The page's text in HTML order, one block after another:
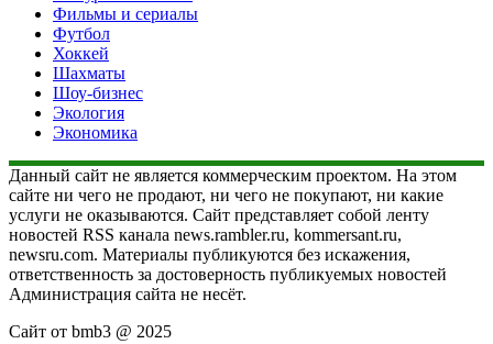
Фильмы и сериалы
Футбол
Хоккей
Шахматы
Шоу-бизнес
Экология
Экономика
Данный сайт не является коммерческим проектом. На этом
сайте ни чего не продают, ни чего не покупают, ни какие
услуги не оказываются. Сайт представляет собой ленту
новостей RSS канала news.rambler.ru, kommersant.ru,
newsru.com. Материалы публикуются без искажения,
ответственность за достоверность публикуемых новостей
Администрация сайта не несёт.
Сайт от bmb3 @ 2025